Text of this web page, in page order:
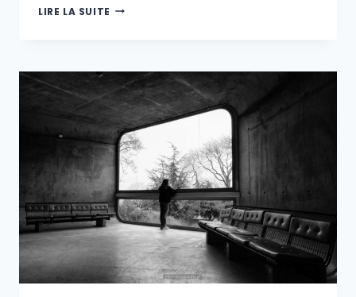
LIRE LA SUITE EXPOSITION
PAUL »
DU
5
22
SEPTEMBRE
2024